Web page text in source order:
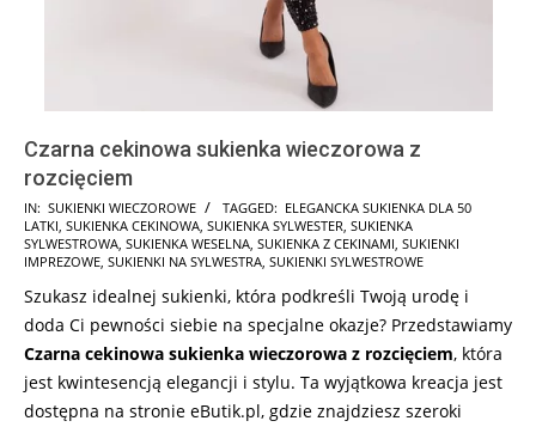
Czarna cekinowa sukienka wieczorowa z
rozcięciem
2024-
09-
19
IN: SUKIENKI WIECZOROWE TAGGED: ELEGANCKA SUKIENKA DLA 50
LATKI, SUKIENKA CEKINOWA, SUKIENKA SYLWESTER, SUKIENKA
SYLWESTROWA, SUKIENKA WESELNA, SUKIENKA Z CEKINAMI, SUKIENKI
IMPREZOWE, SUKIENKI NA SYLWESTRA, SUKIENKI SYLWESTROWE
Szukasz idealnej sukienki, która podkreśli Twoją urodę i
doda Ci pewności siebie na specjalne okazje? Przedstawiamy
Czarna cekinowa sukienka wieczorowa z rozcięciem, która
jest kwintesencją elegancji i stylu. Ta wyjątkowa kreacja jest
dostępna na stronie eButik.pl, gdzie znajdziesz szeroki